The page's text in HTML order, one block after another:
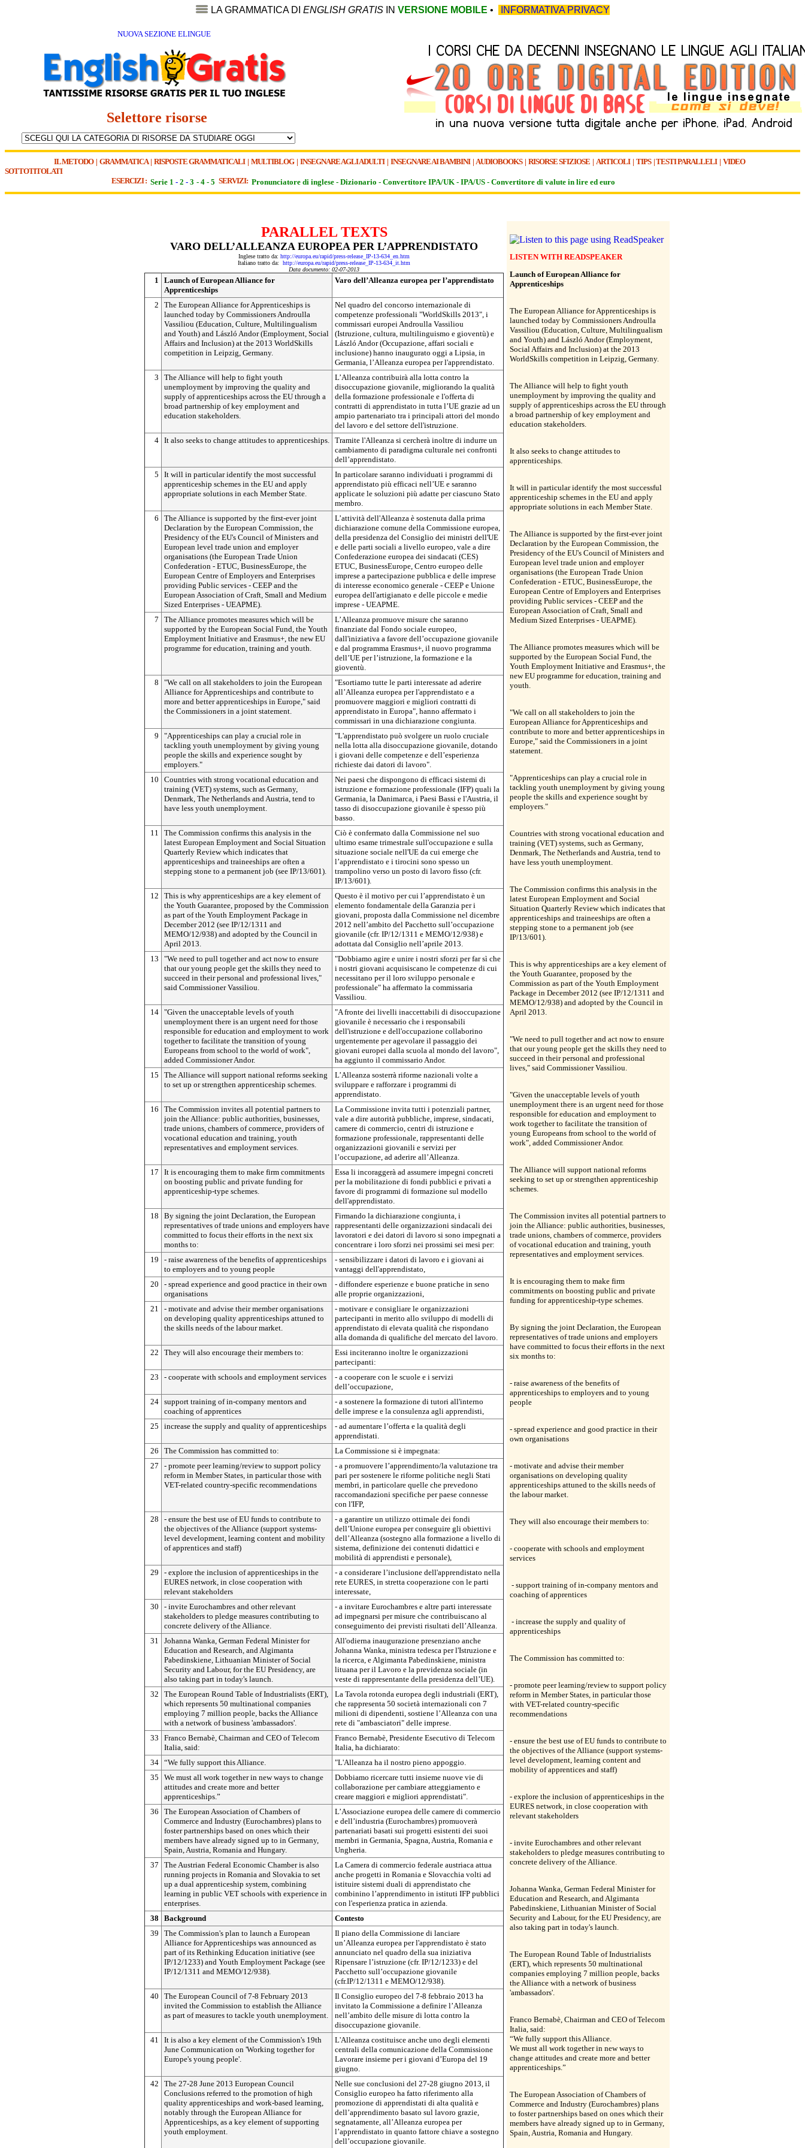
LA GRAMMATICA DI ENGLISH GRATIS IN VERSIONE MOBILE • INFORMATIVA PRIVACY
NUOVA SEZIONE ELINGUE
Selettore risorse
IL METODO| GRAMMATICA| RISPOSTE GRAMMATICALI| MULTIBLOG| INSEGNARE AGLI ADULTI | INSEGNARE AI BAMBINI| AUDIOBOOKS| RISORSE SFIZIOSE | ARTICOLI| TIPS|TESTI PARALLELI| VIDEO
SOTTOTITOLATI
ESERCIZI : Serie 1 - 2 - 3 - 4 - 5 SERVIZI: Pronunciatore di inglese - Dizionario - Convertitore IPA/UK - IPA/US - Convertitore di valute in lire ed euro
PARALLEL TEXTS
VARO DELL’ALLEANZA EUROPEA PER L’APPRENDISTATO
Inglese tratto da: http://europa.eu/rapid/press-release_IP-13-634_en.htm
Italiano tratto da: http://europa.eu/rapid/press-release_IP-13-634_it.htm
Data documento: 02-07-2013
1
Launch of European Alliance for
Apprenticeships
Varo dell’Alleanza europea per l’apprendistato
2
The European Alliance for Apprenticeships is
launched today by Commissioners Androulla
Vassiliou (Education, Culture, Multilingualism
and Youth) and László Andor (Employment, Social
Affairs and Inclusion) at the 2013 WorldSkills
competition in Leipzig, Germany.
Nel quadro del concorso internazionale di
competenze professionali "WorldSkills 2013", i
commissari europei Androulla Vassiliou
(Istruzione, cultura, multilinguismo e gioventù) e
László Andor (Occupazione, affari sociali e
inclusione) hanno inaugurato oggi a Lipsia, in
Germania, l’Alleanza europea per l'apprendistato.
3
The Alliance will help to fight youth
unemployment by improving the quality and
supply of apprenticeships across the EU through a
broad partnership of key employment and
education stakeholders.
L’Alleanza contribuirà alla lotta contro la
disoccupazione giovanile, migliorando la qualità
della formazione professionale e l'offerta di
contratti di apprendistato in tutta l’UE grazie ad un
ampio partenariato tra i principali attori del mondo
del lavoro e del settore dell'istruzione.
4 It also seeks to change attitudes to apprenticeships. Tramite l'Alleanza si cercherà inoltre di indurre un
cambiamento di paradigma culturale nei confronti
dell’apprendistato.
5
It will in particular identify the most successful
apprenticeship schemes in the EU and apply
appropriate solutions in each Member State.
In particolare saranno individuati i programmi di
apprendistato più efficaci nell’UE e saranno
applicate le soluzioni più adatte per ciascuno Stato
membro.
6
The Alliance is supported by the first-ever joint
Declaration by the European Commission, the
Presidency of the EU's Council of Ministers and
European level trade union and employer
organisations (the European Trade Union
Confederation - ETUC, BusinessEurope, the
European Centre of Employers and Enterprises
providing Public services - CEEP and the
European Association of Craft, Small and Medium
Sized Enterprises - UEAPME).
L’attività dell'Alleanza è sostenuta dalla prima
dichiarazione comune della Commissione europea,
della presidenza del Consiglio dei ministri dell'UE
e delle parti sociali a livello europeo, vale a dire
Confederazione europea dei sindacati (CES)
ETUC, BusinessEurope, Centro europeo delle
imprese a partecipazione pubblica e delle imprese
di interesse economico generale - CEEP e Unione
europea dell'artigianato e delle piccole e medie
imprese - UEAPME.
7
The Alliance promotes measures which will be
supported by the European Social Fund, the Youth
Employment Initiative and Erasmus+, the new EU
programme for education, training and youth.
L’Alleanza promuove misure che saranno
finanziate dal Fondo sociale europeo,
dall'iniziativa a favore dell’occupazione giovanile
e dal programma Erasmus+, il nuovo programma
dell’UE per l’istruzione, la formazione e la
gioventù.
8
"We call on all stakeholders to join the European
Alliance for Apprenticeships and contribute to
more and better apprenticeships in Europe," said
the Commissioners in a joint statement.
"Esortiamo tutte le parti interessate ad aderire
all’Alleanza europea per l'apprendistato e a
promuovere maggiori e migliori contratti di
apprendistato in Europa", hanno affermato i
commissari in una dichiarazione congiunta.
9
"Apprenticeships can play a crucial role in
tackling youth unemployment by giving young
people the skills and experience sought by
employers."
"L'apprendistato può svolgere un ruolo cruciale
nella lotta alla disoccupazione giovanile, dotando
i giovani delle competenze e dell’esperienza
richieste dai datori di lavoro".
10
Countries with strong vocational education and
training (VET) systems, such as Germany,
Denmark, The Netherlands and Austria, tend to
have less youth unemployment.
Nei paesi che dispongono di efficaci sistemi di
istruzione e formazione professionale (IFP) quali la
Germania, la Danimarca, i Paesi Bassi e l'Austria, il
tasso di disoccupazione giovanile è spesso più
basso.
11
The Commission confirms this analysis in the
latest European Employment and Social Situation
Quarterly Review which indicates that
apprenticeships and traineeships are often a
stepping stone to a permanent job (see IP/13/601).
Ciò è confermato dalla Commissione nel suo
ultimo esame trimestrale sull'occupazione e sulla
situazione sociale nell'UE da cui emerge che
l’apprendistato e i tirocini sono spesso un
trampolino verso un posto di lavoro fisso (cfr.
IP/13/601).
12
This is why apprenticeships are a key element of
the Youth Guarantee, proposed by the Commission
as part of the Youth Employment Package in
December 2012 (see IP/12/1311 and
MEMO/12/938) and adopted by the Council in
April 2013.
Questo è il motivo per cui l’apprendistato è un
elemento fondamentale della Garanzia per i
giovani, proposta dalla Commissione nel dicembre
2012 nell’ambito del Pacchetto sull’occupazione
giovanile (cfr. IP/12/1311 e MEMO/12/938) e
adottata dal Consiglio nell’aprile 2013.
13
"We need to pull together and act now to ensure
that our young people get the skills they need to
succeed in their personal and professional lives,"
said Commissioner Vassiliou.
"Dobbiamo agire e unire i nostri sforzi per far sì che
i nostri giovani acquisiscano le competenze di cui
necessitano per il loro sviluppo personale e
professionale" ha affermato la commissaria
Vassiliou.
14 "Given the unacceptable levels of youth
unemployment there is an urgent need for those
responsible for education and employment to work
together to facilitate the transition of young
Europeans from school to the world of work",
added Commissioner Andor.
"A fronte dei livelli inaccettabili di disoccupazione
giovanile è necessario che i responsabili
dell'istruzione e dell'occupazione collaborino
urgentemente per agevolare il passaggio dei
giovani europei dalla scuola al mondo del lavoro",
ha aggiunto il commissario Andor.
15
The Alliance will support national reforms seeking
to set up or strengthen apprenticeship schemes.
L’Alleanza sosterrà riforme nazionali volte a
sviluppare e rafforzare i programmi di
apprendistato.
16
The Commission invites all potential partners to
join the Alliance: public authorities, businesses,
trade unions, chambers of commerce, providers of
vocational education and training, youth
representatives and employment services.
La Commissione invita tutti i potenziali partner,
vale a dire autorità pubbliche, imprese, sindacati,
camere di commercio, centri di istruzione e
formazione professionale, rappresentanti delle
organizzazioni giovanili e servizi per
l’occupazione, ad aderire all’Alleanza.
17
It is encouraging them to make firm commitments
on boosting public and private funding for
apprenticeship-type schemes.
Essa li incoraggerà ad assumere impegni concreti
per la mobilitazione di fondi pubblici e privati a
favore di programmi di formazione sul modello
dell'apprendistato.
18
By signing the joint Declaration, the European
representatives of trade unions and employers have
committed to focus their efforts in the next six
months to:
Firmando la dichiarazione congiunta, i
rappresentanti delle organizzazioni sindacali dei
lavoratori e dei datori di lavoro si sono impegnati a
concentrare i loro sforzi nei prossimi sei mesi per:
19
- raise awareness of the benefits of apprenticeships
to employers and to young people
- sensibilizzare i datori di lavoro e i giovani ai
vantaggi dell'apprendistato,
20
- spread experience and good practice in their own
organisations
- diffondere esperienze e buone pratiche in seno
alle proprie organizzazioni,
21
- motivate and advise their member organisations
on developing quality apprenticeships attuned to
the skills needs of the labour market.
- motivare e consigliare le organizzazioni
partecipanti in merito allo sviluppo di modelli di
apprendistato di elevata qualità che rispondano
alla domanda di qualifiche del mercato del lavoro.
22
They will also encourage their members to:
Essi inciteranno inoltre le organizzazioni
partecipanti:
23
- cooperate with schools and employment services
- a cooperare con le scuole e i servizi
dell’occupazione,
24 support training of in-company mentors and
coaching of apprentices
- a sostenere la formazione di tutori all'interno
delle imprese e la consulenza agli apprendisti,
25
increase the supply and quality of apprenticeships
- ad aumentare l’offerta e la qualità degli
apprendistati.
26
The Commission has committed to:
La Commissione si è impegnata:
27
- promote peer learning/review to support policy
reform in Member States, in particular those with
VET-related country-specific recommendations
- a promuovere l’apprendimento/la valutazione tra
pari per sostenere le riforme politiche negli Stati
membri, in particolare quelle che prevedono
raccomandazioni specifiche per paese connesse
con l'IFP,
28
- ensure the best use of EU funds to contribute to
the objectives of the Alliance (support systems-
level development, learning content and mobility
of apprentices and staff)
- a garantire un utilizzo ottimale dei fondi
dell’Unione europea per conseguire gli obiettivi
dell’Alleanza (sostegno alla formazione a livello di
sistema, definizione dei contenuti didattici e
mobilità di apprendisti e personale),
29
- explore the inclusion of apprenticeships in the
EURES network, in close cooperation with
relevant stakeholders
- a considerare l’inclusione dell'apprendistato nella
rete EURES, in stretta cooperazione con le parti
interessate,
30
- invite Eurochambres and other relevant
stakeholders to pledge measures contributing to
concrete delivery of the Alliance.
- a invitare Eurochambres e altre parti interessate
ad impegnarsi per misure che contribuiscano al
conseguimento dei previsti risultati dell’Alleanza.
31
Johanna Wanka, German Federal Minister for
Education and Research, and Algimanta
Pabedinskiene, Lithuanian Minister of Social
Security and Labour, for the EU Presidency, are
also taking part in today's launch.
All'odierna inaugurazione presenziano anche
Johanna Wanka, ministra tedesca per l'Istruzione e
la ricerca, e Algimanta Pabedinskiene, ministra
lituana per il Lavoro e la previdenza sociale (in
veste di rappresentante della presidenza dell’UE).
32
The European Round Table of Industrialists (ERT),
which represents 50 multinational companies
employing 7 million people, backs the Alliance
with a network of business 'ambassadors'.
La Tavola rotonda europea degli industriali (ERT),
che rappresenta 50 società internazionali con 7
milioni di dipendenti, sostiene l’Alleanza con una
rete di "ambasciatori" delle imprese.
33
Franco Bernabè, Chairman and CEO of Telecom
Italia, said:
Franco Bernabè, Presidente Esecutivo di Telecom
Italia, ha dichiarato:
34 “We fully support this Alliance.
"L'Alleanza ha il nostro pieno appoggio.
35
We must all work together in new ways to change
attitudes and create more and better
apprenticeships.”
Dobbiamo ricercare tutti insieme nuove vie di
collaborazione per cambiare atteggiamento e
creare maggiori e migliori apprendistati".
36
The European Association of Chambers of
Commerce and Industry (Eurochambres) plans to
foster partnerships based on ones which their
members have already signed up to in Germany,
Spain, Austria, Romania and Hungary.
L’Associazione europea delle camere di commercio
e dell’industria (Eurochambres) promuoverà
partenariati basati sui progetti esistenti dei suoi
membri in Germania, Spagna, Austria, Romania e
Ungheria.
37
The Austrian Federal Economic Chamber is also
running projects in Romania and Slovakia to set
up a dual apprenticeship system, combining
learning in public VET schools with experience in
enterprises.
La Camera di commercio federale austriaca attua
anche progetti in Romania e Slovacchia volti ad
istituire sistemi duali di apprendistato che
combinino l’apprendimento in istituti IFP pubblici
con l'esperienza pratica in azienda.
38
Background
Contesto
39
The Commission's plan to launch a European
Alliance for Apprenticeships was announced as
part of its Rethinking Education initiative (see
IP/12/1233) and Youth Employment Package (see
IP/12/1311 and MEMO/12/938).
Il piano della Commissione di lanciare
un’Alleanza europea per l'apprendistato è stato
annunciato nel quadro della sua iniziativa
Ripensare l’istruzione (cfr. IP/12/1233) e del
Pacchetto sull’occupazione giovanile
(cfr.IP/12/1311 e MEMO/12/938).
40
The European Council of 7-8 February 2013
invited the Commission to establish the Alliance
as part of measures to tackle youth unemployment.
Il Consiglio europeo del 7-8 febbraio 2013 ha
invitato la Commissione a definire l’Alleanza
nell’ambito delle misure di lotta contro la
disoccupazione giovanile.
41
It is also a key element of the Commission's 19th
June Communication on 'Working together for
Europe's young people'.
L'Alleanza costituisce anche uno degli elementi
centrali della comunicazione della Commissione
Lavorare insieme per i giovani d’Europa del 19
giugno.
42
The 27-28 June 2013 European Council
Conclusions referred to the promotion of high
quality apprenticeships and work-based learning,
notably through the European Alliance for
Apprenticeships, as a key element of supporting
youth employment.
Nelle sue conclusioni del 27-28 giugno 2013, il
Consiglio europeo ha fatto riferimento alla
promozione di apprendistati di alta qualità e
dell’apprendimento basato sul lavoro grazie,
segnatamente, all’Alleanza europea per
l’apprendistato in quanto fattore chiave a sostegno
dell’occupazione giovanile.
LISTEN WITH READSPEAKER
Launch of European Alliance for
Apprenticeships
The European Alliance for Apprenticeships is
launched today by Commissioners Androulla
Vassiliou (Education, Culture, Multilingualism
and Youth) and László Andor (Employment,
Social Affairs and Inclusion) at the 2013
WorldSkills competition in Leipzig, Germany.
The Alliance will help to fight youth
unemployment by improving the quality and
supply of apprenticeships across the EU through
a broad partnership of key employment and
education stakeholders.
It also seeks to change attitudes to
apprenticeships.
It will in particular identify the most successful
apprenticeship schemes in the EU and apply
appropriate solutions in each Member State.
The Alliance is supported by the first-ever joint
Declaration by the European Commission, the
Presidency of the EU's Council of Ministers and
European level trade union and employer
organisations (the European Trade Union
Confederation - ETUC, BusinessEurope, the
European Centre of Employers and Enterprises
providing Public services - CEEP and the
European Association of Craft, Small and
Medium Sized Enterprises - UEAPME).
The Alliance promotes measures which will be
supported by the European Social Fund, the
Youth Employment Initiative and Erasmus+, the
new EU programme for education, training and
youth.
"We call on all stakeholders to join the
European Alliance for Apprenticeships and
contribute to more and better apprenticeships in
Europe," said the Commissioners in a joint
statement.
"Apprenticeships can play a crucial role in
tackling youth unemployment by giving young
people the skills and experience sought by
employers."
Countries with strong vocational education and
training (VET) systems, such as Germany,
Denmark, The Netherlands and Austria, tend to
have less youth unemployment.
The Commission confirms this analysis in the
latest European Employment and Social
Situation Quarterly Review which indicates that
apprenticeships and traineeships are often a
stepping stone to a permanent job (see
IP/13/601).
This is why apprenticeships are a key element of
the Youth Guarantee, proposed by the
Commission as part of the Youth Employment
Package in December 2012 (see IP/12/1311 and
MEMO/12/938) and adopted by the Council in
April 2013.
"We need to pull together and act now to ensure
that our young people get the skills they need to
succeed in their personal and professional
lives," said Commissioner Vassiliou.
"Given the unacceptable levels of youth
unemployment there is an urgent need for those
responsible for education and employment to
work together to facilitate the transition of
young Europeans from school to the world of
work", added Commissioner Andor.
The Alliance will support national reforms
seeking to set up or strengthen apprenticeship
schemes.
The Commission invites all potential partners to
join the Alliance: public authorities, businesses,
trade unions, chambers of commerce, providers
of vocational education and training, youth
representatives and employment services.
It is encouraging them to make firm
commitments on boosting public and private
funding for apprenticeship-type schemes.
By signing the joint Declaration, the European
representatives of trade unions and employers
have committed to focus their efforts in the next
six months to:
- raise awareness of the benefits of
apprenticeships to employers and to young
people
- spread experience and good practice in their
own organisations
- motivate and advise their member
organisations on developing quality
apprenticeships attuned to the skills needs of
the labour market.
They will also encourage their members to:
- cooperate with schools and employment
services
- support training of in-company mentors and
coaching of apprentices
- increase the supply and quality of
apprenticeships
The Commission has committed to:
- promote peer learning/review to support policy
reform in Member States, in particular those
with VET-related country-specific
recommendations
- ensure the best use of EU funds to contribute to
the objectives of the Alliance (support systems-
level development, learning content and
mobility of apprentices and staff)
- explore the inclusion of apprenticeships in the
EURES network, in close cooperation with
relevant stakeholders
- invite Eurochambres and other relevant
stakeholders to pledge measures contributing to
concrete delivery of the Alliance.
Johanna Wanka, German Federal Minister for
Education and Research, and Algimanta
Pabedinskiene, Lithuanian Minister of Social
Security and Labour, for the EU Presidency, are
also taking part in today's launch.
The European Round Table of Industrialists
(ERT), which represents 50 multinational
companies employing 7 million people, backs
the Alliance with a network of business
'ambassadors'.
Franco Bernabè, Chairman and CEO of Telecom
Italia, said:
“We fully support this Alliance.
We must all work together in new ways to
change attitudes and create more and better
apprenticeships.”
The European Association of Chambers of
Commerce and Industry (Eurochambres) plans
to foster partnerships based on ones which their
members have already signed up to in Germany,
Spain, Austria, Romania and Hungary.